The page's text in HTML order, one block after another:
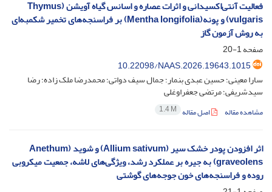
فعالیت آنتی‌اکسیدانی و اثرات عصاره و اسانس گیاه آویشن (Thymus
vulgaris) و پونه(Mentha longifolia) بر فراسنجه‌های تخمیر شکمبه‌ای
به روش آزمون گاز
صفحه1-20
10.22098/NAAS.2026.19643.1015
سارا معینی؛ حسین عبدی بنمار؛ جمال سیف دواتی؛ محمدرضا ملک زاده؛ رضا
سیدشریفی؛ مرتضی جعفراوغلی
مشاهده مقاله اصل مقاله 1.4 M
اثر افزودن پودر خشک سیر (Allium sativum) و شوید (Anethum
graveolens) به جیره بر عملکرد رشد، ویژگی‌های لاشه، جمعیت میکروبی
روده و فراسنجه‌های خون جوجه‌های گوشتی